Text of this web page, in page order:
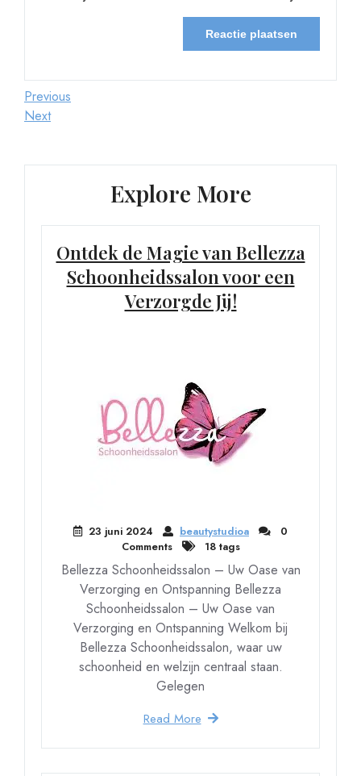
Berichtnavigatie
Previous
Post
Previous
Next
Next
Explore More
Ontdek de Magie van Bellezza
Schoonheidssalon voor een
Verzorgde Jij!
23 juni 2024 beautystudioa
0
Comments
18 tags
Bellezza Schoonheidssalon – Uw Oase van
Verzorging en Ontspanning Bellezza
Schoonheidssalon – Uw Oase van
Verzorging en Ontspanning Welkom bij
Bellezza Schoonheidssalon, waar uw
schoonheid en welzijn centraal staan.
Gelegen
Read More